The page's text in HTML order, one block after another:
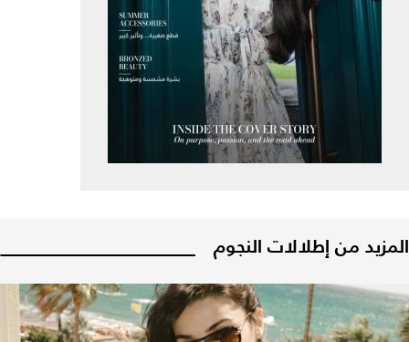
المزيد من إطلالات النجوم